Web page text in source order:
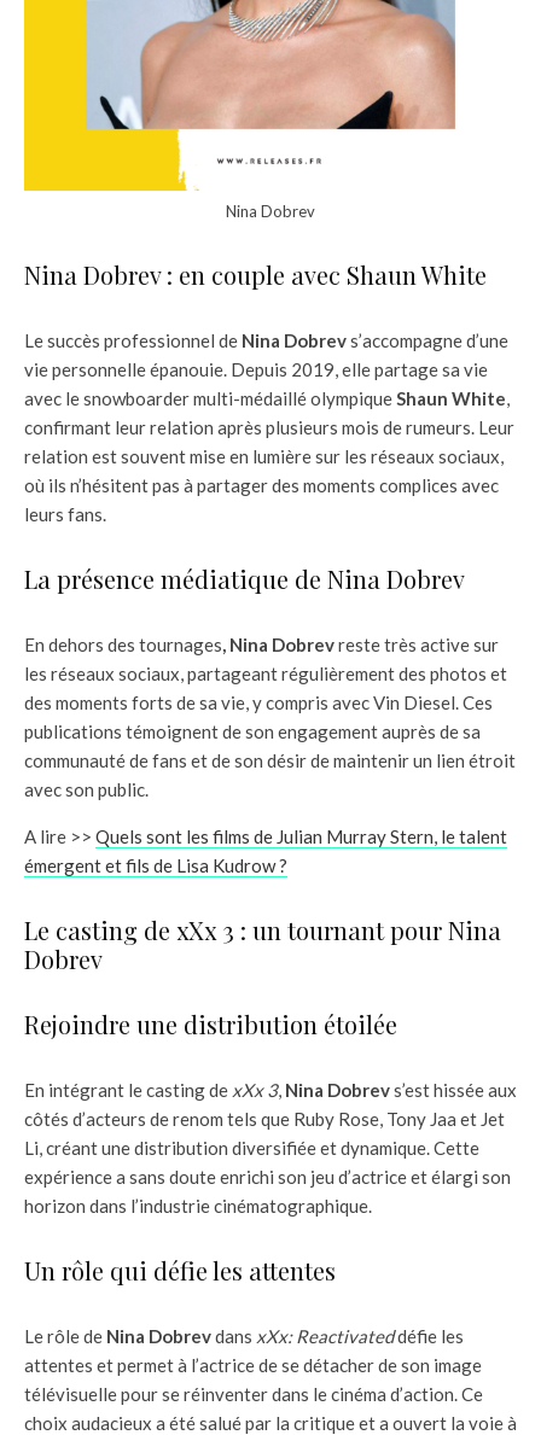
Nina Dobrev
Nina Dobrev : en couple avec Shaun White
Le succès professionnel de Nina Dobrevs’accompagne d’une
vie personnelle épanouie. Depuis 2019, elle partage sa vie
avec le snowboarder multi-médaillé olympiqueShaun White,
confirmant leur relation après plusieurs mois de rumeurs. Leur
relation est souvent mise en lumière sur les réseaux sociaux,
où ils n’hésitent pas à partager des moments complices avec
leurs fans.
La présence médiatique de Nina Dobrev
En dehors des tournages, Nina Dobrevreste très active sur
les réseaux sociaux, partageant régulièrement des photos et
des moments forts de sa vie, y compris avec Vin Diesel. Ces
publications témoignent de son engagement auprès de sa
communauté de fans et de son désir de maintenir un lien étroit
avec son public.
A lire >> Quels sont les films de Julian Murray Stern, le talent
émergent et fils de Lisa Kudrow ?
Le casting de xXx 3 : un tournant pour Nina
Dobrev
Rejoindre une distribution étoilée
En intégrant le casting de xXx 3, Nina Dobrevs’est hissée aux
côtés d’acteurs de renom tels que Ruby Rose, Tony Jaa et Jet
Li, créant une distribution diversifiée et dynamique. Cette
expérience a sans doute enrichi son jeu d’actrice et élargi son
horizon dans l’industrie cinématographique.
Un rôle qui défie les attentes
Le rôle de Nina Dobrevdans xXx: Reactivateddéfie les
attentes et permet à l’actrice de se détacher de son image
télévisuelle pour se réinventer dans le cinéma d’action. Ce
choix audacieux a été salué par la critique et a ouvert la voie à